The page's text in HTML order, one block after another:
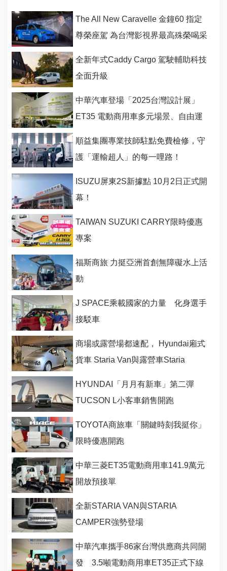
The All New Caravelle 金鐘60 指定
尊榮座駕 為台灣影視界最高殊榮喝采
全新年式Caddy Cargo 駕駛輔助科技
全面升級
中華汽車登場「2025台灣設計展」
ET35 電動商用車多元場景、自由運
順益集團專業技師駐點免費檢修，守
護「運輸超人」的每一哩路！
ISUZU屏東2S新據點 10月2日正式開
幕！
TAIWAN SUZUKI CARRY限時優惠
專案
福斯商旅 力挺亞洲首創無障礙水上活
動
J SPACE乘載國家的力量 化身選手
接駁車
商場或露營場都速配， Hyundai廂式
貨車 Staria Van與露營車Staria
HYUNDAI「月月有新車」第二彈
TUCSON L小客車銷售開跑
TOYOTA商旅車「關鍵時刻我挺你」
限時優惠開跑
中華三菱ET35電動商用車141.9萬元
開放預接單
全新STARIA VAN與STARIA
CAMPER強勢登場
中華汽車攜手86家台灣供應商共同開
發 3.5噸電動商用車ET35正式下線